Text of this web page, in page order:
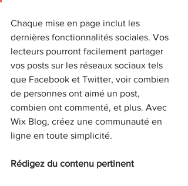
Chaque mise en page inclut les
dernières fonctionnalités sociales. Vos
lecteurs pourront facilement partager
vos posts sur les réseaux sociaux tels
que Facebook et Twitter, voir combien
de personnes ont aimé un post,
combien ont commenté, et plus. Avec
Wix Blog, créez une communauté en
ligne en toute simplicité.
Rédigez du contenu pertinent